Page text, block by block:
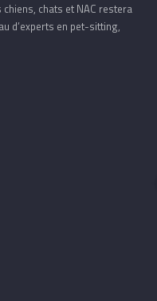
chats et NAC restera
d’experts en pet-sitting,